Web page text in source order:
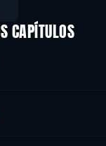
CAPÍTULOS